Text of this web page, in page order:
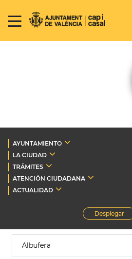
AYUNTAMIENTO
LA CIUDAD
TRÁMITES
ATENCIÓN CIUDADANA
ACTUALIDAD
Desplegar
Albufera